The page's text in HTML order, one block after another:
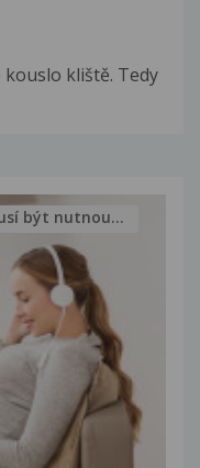
kliště. Tedy
být nutnou...